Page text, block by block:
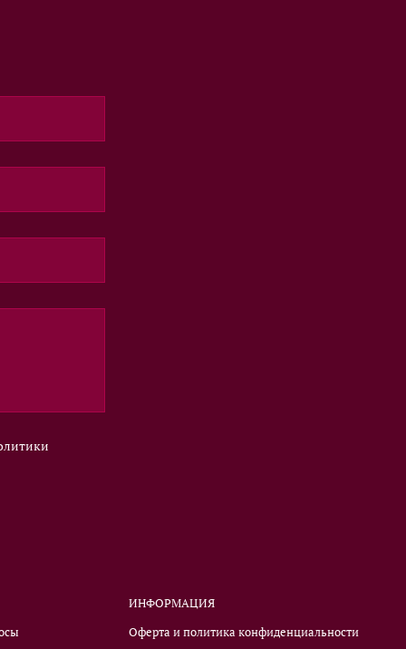
ИНФОРМАЦИЯ
Оферта и политика конфиденциальности